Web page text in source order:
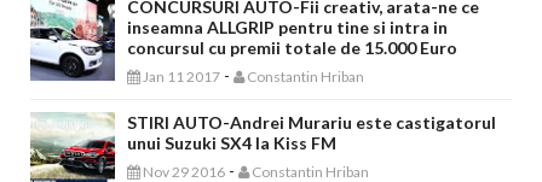
CONCURSURI AUTO-Fii creativ, arata-ne ce
inseamna ALLGRIP pentru tine si intra in
concursul cu premii totale de 15.000 Euro
Jan 11 2017 - Constantin Hriban
STIRI AUTO-Andrei Murariu este castigatorul
unui Suzuki SX4 la Kiss FM
Nov 29 2016 - Constantin Hriban